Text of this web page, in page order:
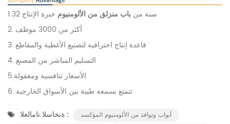
1.32 سنة من باب منزلق من الألومنيوم خبرة الإنتاج
2. أكثر من 3000 موظف
3. قاعدة إنتاج احترافية لتصنيع الأغطية والمقاطع
4. التسليم المباشر من المصنع
5.الأسعار تنافسية ومعقولة
6. تتمتع بسمعة طيبة بين الأسواق الخارجية
ةنخاسلا تامالعلا :
أبواب ونوافذ من الألومنيوم المؤكسد